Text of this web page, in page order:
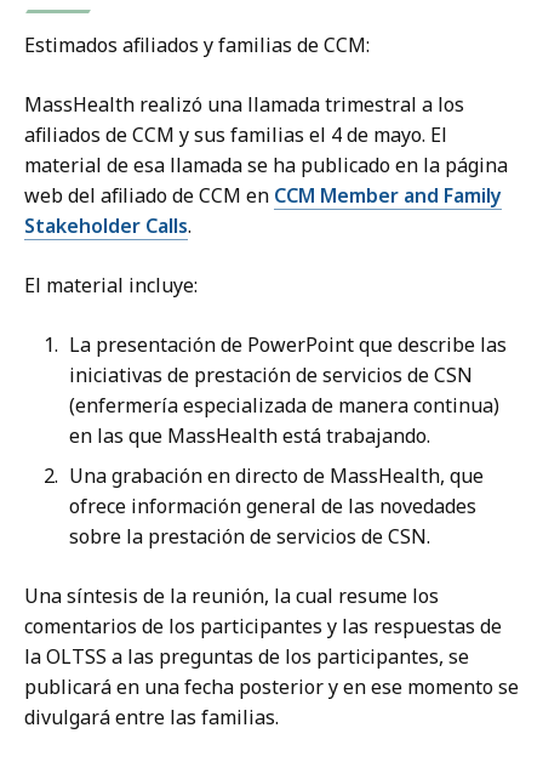
Estimados afiliados y familias de CCM:
MassHealth realizó una llamada trimestral a los
afiliados de CCM y sus familias el 4 de mayo. El
material de esa llamada se ha publicado en la página
web del afiliado de CCM en CCM Member and Family
Stakeholder Calls.
El material incluye:
La presentación de PowerPoint que describe las
iniciativas de prestación de servicios de CSN
(enfermería especializada de manera continua)
en las que MassHealth está trabajando.
Una grabación en directo de MassHealth, que
ofrece información general de las novedades
sobre la prestación de servicios de CSN.
Una síntesis de la reunión, la cual resume los
comentarios de los participantes y las respuestas de
la OLTSS a las preguntas de los participantes, se
publicará en una fecha posterior y en ese momento se
divulgará entre las familias.